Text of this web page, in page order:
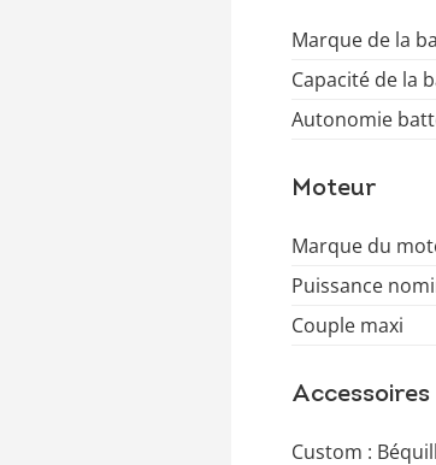
Marque de la
Capacité de la
Autonomie
Moteur
Marque du
Puissance
Couple maxi
Accessoires
Custom :